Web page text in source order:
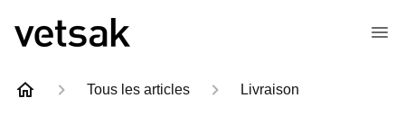
Tous les articles Livraison